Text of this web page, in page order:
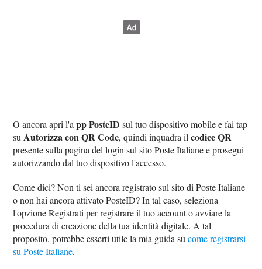
O ancora apri l'app PosteID sul tuo dispositivo mobile e fai tap
su Autorizza con QR Code, quindi inquadra ilcodice QR
presente sulla pagina del login sul sito Poste Italiane e prosegui
autorizzando dal tuo dispositivo l'accesso.
Come dici? Non ti sei ancora registrato sul sito di Poste Italiane
o non hai ancora attivato PosteID? In tal caso, seleziona
l'opzione Registrati per registrare il tuo account o avviare la
procedura di creazione della tua identità digitale. A tal
proposito, potrebbe esserti utile la mia guida sucome registrarsi
su Poste Italiane.